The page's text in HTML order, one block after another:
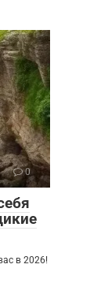
0
в 2026!